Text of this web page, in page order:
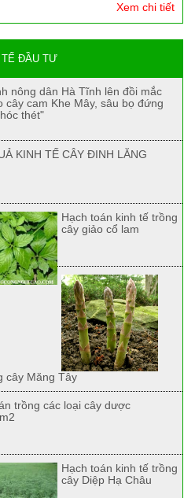
Xem chi tiết
TẾ ĐẦU TƯ
nông dân Hà Tĩnh lên đồi mắc
cây cam Khe Mây, sâu bọ đứng
thét"
KINH TẾ CÂY ĐINH LĂNG
Hạch toán kinh tế trồng
cây giảo cổ lam
cây Măng Tây
trồng các loại cây dược
Hạch toán kinh tế trồng
cây Diệp Hạ Châu